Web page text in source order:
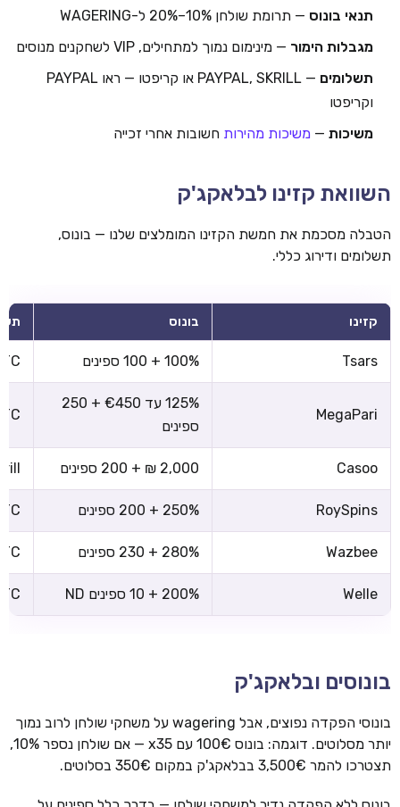
תנאי בונוס — תרומת שולחן 10%–20% ל-WAGERING
מגבלות הימור — מינימום נמוך למתחילים, VIP לשחקנים מנוסים
תשלומים
— PAYPAL, SKRILL או קריפטו — ראו PAYPAL
וקריפטו
משיכות — משיכות מהירות חשובות אחרי זכייה
השוואת קזינו לבלאקג'ק
הטבלה מסכמת את חמשת הקזינו המומלצים שלנו — בונוס,
תשלומים ודירוג כללי.
קזינו בונוס
Tsars 100% + 100 ספינים
MegaPari
125% עד €450 + 250
ספינים
Casoo 2,000 ₪ + 200 ספינים
RoySpins 250% + 200 ספינים
Wazbee 280% + 230 ספינים
Welle 200% + 10 ספינים ND
בונוסים ובלאקג'ק
בונוסי הפקדה נפוצים, אבל wagering על משחקי שולחן לרוב נמוך
יותר מסלוטים. דוגמה: בונוס 100€ עם x35 — אם שולחן נספר 10%,
תצטרכו להמר 3,500€ בבלאקג'ק במקום 350€ בסלוטים.